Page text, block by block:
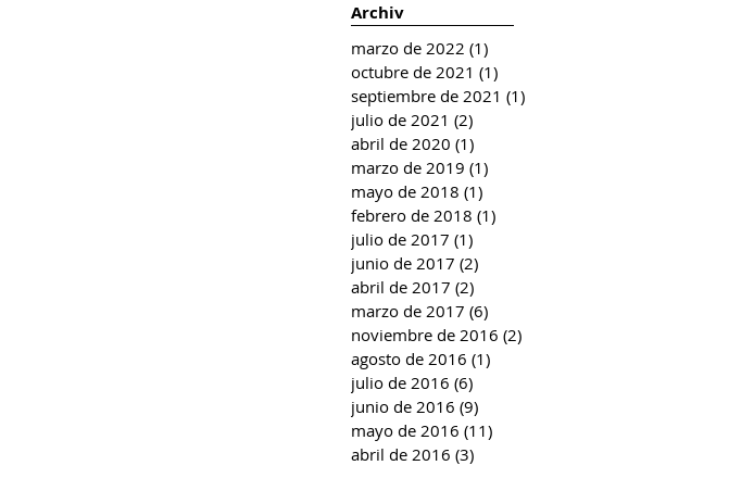
Archiv
marzo de 2022 (1)
octubre de 2021 (1)
septiembre de 2021 (1)
julio de 2021 (2)
abril de 2020 (1)
marzo de 2019 (1)
mayo de 2018 (1)
febrero de 2018 (1)
julio de 2017 (1)
junio de 2017 (2)
abril de 2017 (2)
marzo de 2017 (6)
noviembre de 2016 (2)
agosto de 2016 (1)
julio de 2016 (6)
junio de 2016 (9)
mayo de 2016 (11)
abril de 2016 (3)